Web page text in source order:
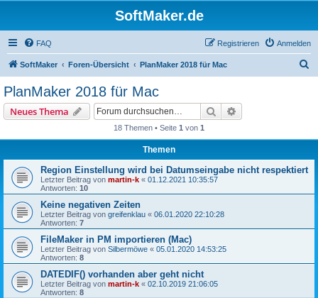
SoftMaker.de
FAQ Anmelden
Registrieren
SoftMaker Foren-Übersicht PlanMaker 2018 für Mac
PlanMaker 2018 für Mac
Neues Thema Suche
18 Themen • Seite 1 von 1
Themen
Region Einstellung wird bei Datumseingabe nicht respektiert
Letzter Beitrag von martin-k « 01.12.2021 10:35:57
Antworten: 10
Keine negativen Zeiten
Letzter Beitrag von greifenklau « 06.01.2020 22:10:28
Antworten: 7
FileMaker in PM importieren (Mac)
Letzter Beitrag von Silbermöwe « 05.01.2020 14:53:25
Antworten: 8
DATEDIF() vorhanden aber geht nicht
Letzter Beitrag von martin-k « 02.10.2019 21:06:05
Antworten: 8